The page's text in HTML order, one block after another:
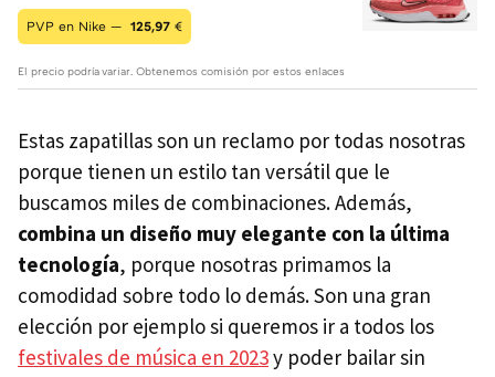
PVP en Nike — 125,97 €
El precio podría variar. Obtenemos comisión por estos enlaces
Estas zapatillas son un reclamo por todas nosotras
porque tienen un estilo tan versátil que le
buscamos miles de combinaciones. Además,
combina un diseño muy elegante con la última
tecnología, porque nosotras primamos la
comodidad sobre todo lo demás. Son una gran
elección por ejemplo si queremos ir a todos los
festivales de música en 2023y poder bailar sin